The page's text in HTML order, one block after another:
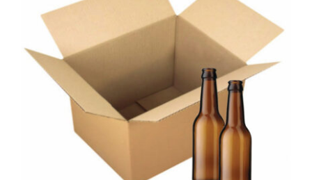
AJOUTER AU PANIER
/
DÉTAILS